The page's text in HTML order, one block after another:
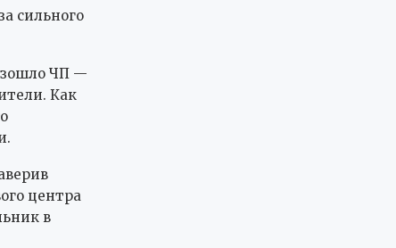
сильного
ЧП —
Как
центра
в